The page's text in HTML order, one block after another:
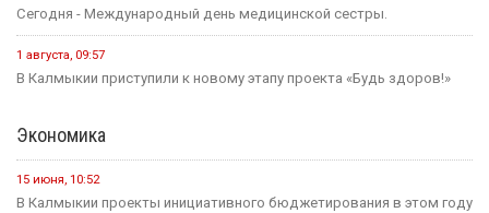
Сегодня - Международный день медицинской сестры.
1 августа, 09:57
В Калмыкии приступили к новому этапу проекта «Будь здоров!»
Экономика
15 июня, 10:52
В Калмыкии проекты инициативного бюджетирования в этом году